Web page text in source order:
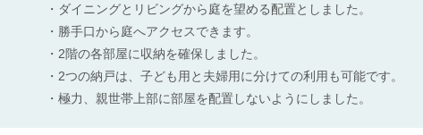
・ダイニングとリビングから庭を望める配置としました。
・勝手口から庭へアクセスできます。
・2階の各部屋に収納を確保しました。
・2つの納戸は、子ども用と夫婦用に分けての利用も可能です。
・極力、親世帯上部に部屋を配置しないようにしました。